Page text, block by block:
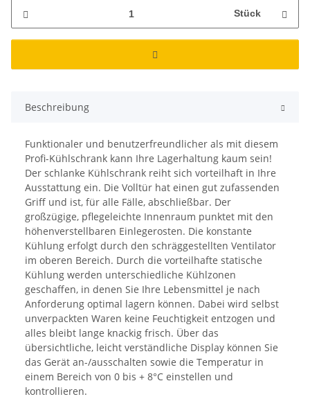
Stück
Beschreibung
Funktionaler und benutzerfreundlicher als mit diesem
Profi-Kühlschrank kann Ihre Lagerhaltung kaum sein!
Der schlanke Kühlschrank reiht sich vorteilhaft in Ihre
Ausstattung ein. Die Volltür hat einen gut zufassenden
Griff und ist, für alle Fälle, abschließbar. Der
großzügige, pflegeleichte Innenraum punktet mit den
höhenverstellbaren Einlegerosten. Die konstante
Kühlung erfolgt durch den schräggestellten Ventilator
im oberen Bereich. Durch die vorteilhafte statische
Kühlung werden unterschiedliche Kühlzonen
geschaffen, in denen Sie Ihre Lebensmittel je nach
Anforderung optimal lagern können. Dabei wird selbst
unverpackten Waren keine Feuchtigkeit entzogen und
alles bleibt lange knackig frisch. Über das
übersichtliche, leicht verständliche Display können Sie
das Gerät an-/ausschalten sowie die Temperatur in
einem Bereich von 0 bis + 8°C einstellen und
kontrollieren.